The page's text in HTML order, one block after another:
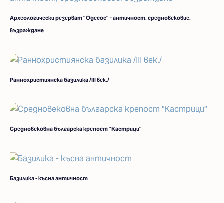
Археологически резерват "Одесос" - античност, средновековие,
възраждане
Раннохристиянска базилика /ІІІ век./
Средновековна българска крепост "Кастрици"
Базилика - късна античност